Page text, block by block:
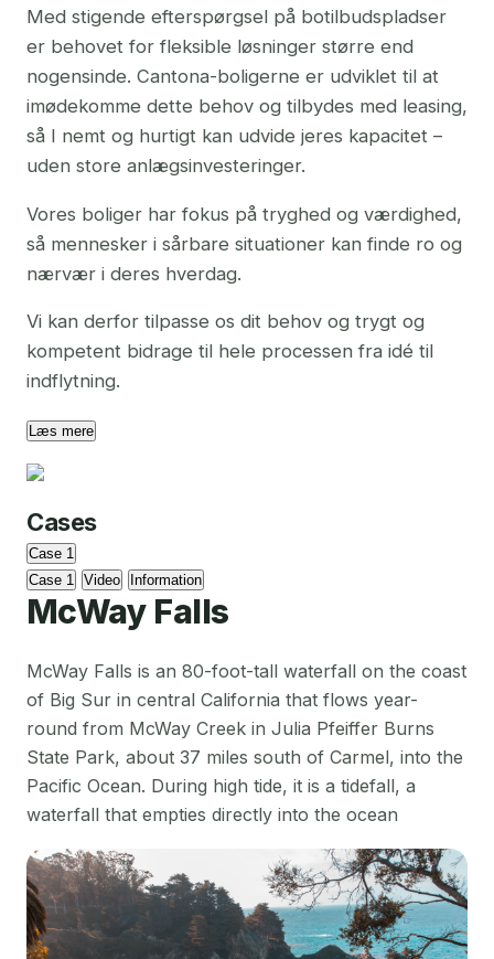
Med stigende efterspørgsel på botilbudspladser
er behovet for fleksible løsninger større end
nogensinde. Cantona-boligerne er udviklet til at
imødekomme dette behov og tilbydes med leasing,
så I nemt og hurtigt kan udvide jeres kapacitet –
uden store anlægsinvesteringer.
Vores boliger har fokus på tryghed og værdighed,
så mennesker i sårbare situationer kan finde ro og
nærvær i deres hverdag.
Vi kan derfor tilpasse os dit behov og trygt og
kompetent bidrage til hele processen fra idé til
indflytning.
Læs mere
Cases
Case 1
Case 1
Video Information
McWay Falls
McWay Falls is an 80-foot-tall waterfall on the coast
of Big Sur in central California that flows year-
round from McWay Creek in Julia Pfeiffer Burns
State Park, about 37 miles south of Carmel, into the
Pacific Ocean. During high tide, it is a tidefall, a
waterfall that empties directly into the ocean